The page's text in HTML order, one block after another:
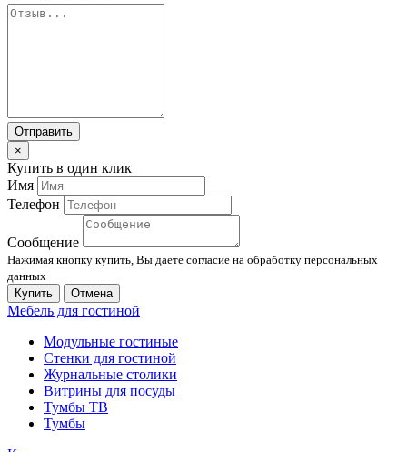
Отправить
×
Купить в один клик
Имя
Телефон
Сообщение
Нажимая кнопку купить, Вы даете согласие на обработку персональных
данных
Купить
Отмена
Мебель для гостиной
Модульные гостиные
Стенки для гостиной
Журнальные столики
Витрины для посуды
Тумбы ТВ
Тумбы